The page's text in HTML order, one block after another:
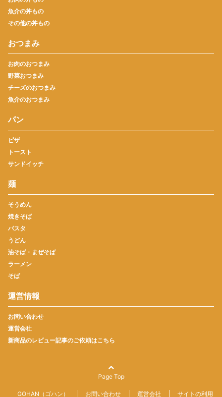
魚介の丼もの
その他の丼もの
おつまみ
お肉のおつまみ
野菜おつまみ
チーズのおつまみ
魚介のおつまみ
パン
ピザ
トースト
サンドイッチ
麺
そうめん
焼きそば
パスタ
うどん
油そば・まぜそば
ラーメン
そば
運営情報
お問い合わせ
運営会社
新商品のレビュー記事のご依頼はこちら
Page Top
GOHAN（ゴハン） お問い合わせ 運営会社 サイトの利用